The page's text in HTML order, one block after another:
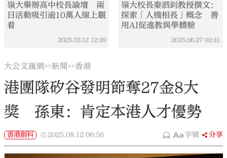
嶺大舉辦高中校長論壇 兩
日活動吸引逾10萬人線上觀
看
2025.03.12 12:39
嶺大校長秦泗釗教授撰文：
探索「人機相長」概念 善
用AI促進教與學體驗
2025.06.27 02:41
大公文匯網>>新聞>>香港
港團隊矽谷發明節奪27金8大
獎 孫東：肯定本港人才優勢
香港創科 2025.08.12 06:56 字號 分享